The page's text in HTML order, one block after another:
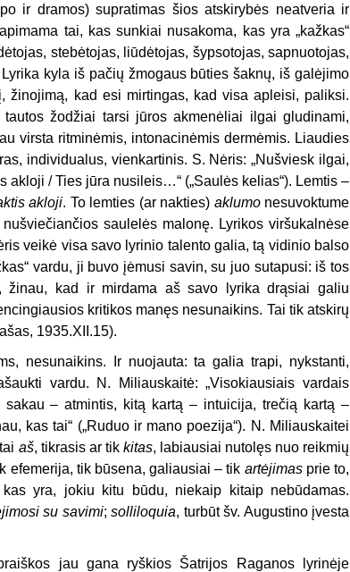
ir dramos) supratimas šios atskirybės neatveria ir
tai, kas sunkiai nusakoma, kas yra „kažkas“
stebėtojas, liūdėtojas, šypsotojas, sapnuotojas,
kyla iš pačių žmogaus būties šaknų, iš galėjimo
žinojimą, kad esi mirtingas, kad visa apleisi, paliksi.
žodžiai tarsi jūros akmenėliai ilgai gludinami,
virsta ritminėmis, intonacinėmis dermėmis. Liaudies
individualus, vienkartinis. S. Nėris: „Nušviesk ilgai,
akloji / Ties jūra nusileis…“ („Saulės kelias“). Lemtis –
akloji. To lemties (ar nakties) aklumo nesuvoktume
saulelės malonę. Lyrikos viršukalnėse
veikė visa savo lyrinio talento galia, tą vidinio balso
vardu, ji buvo įėmusi savin, su juo sutapusi: iš tos
žinau, kad ir mirdama aš savo lyrika drąsiai galiu
kritikos manęs nesunaikins. Tai tik atskirų
1935.XII.15).
nesunaikins. Ir nuojauta: ta galia trapi, nykstanti,
vardu. N. Miliauskaitė: „Visokiausiais vardais
– atmintis, kitą kartą – intuicija, trečią kartą –
kas tai“ („Ruduo ir mano poezija“). N. Miliauskaitei
aš, tikrasis ar tik kitas, labiausiai nutolęs nuo reikmių
efemerija, tik būsena, galiausiai – tik artėjimasprie to,
yra, jokiu kitu būdu, niekaip kitaip nebūdamas.
su savimi;solliloquia, turbūt šv. Augustino įvesta
jau gana ryškios Šatrijos Raganos lyrinėje